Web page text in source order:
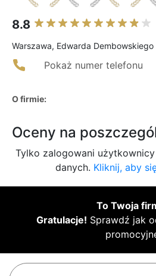
8.8
Warszawa, Edwarda Dembowskiego
Pokaż numer telefonu
O firmie:
Oceny na
Tylko zalogowani
danych. Kliknij, aby
To Twoja
Gratulacje! Sprawdź jak